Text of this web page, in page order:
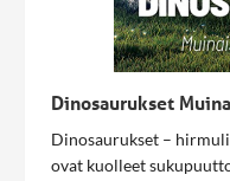
Dinosaurukset
Dinosaurukset –
ovat kuolleet